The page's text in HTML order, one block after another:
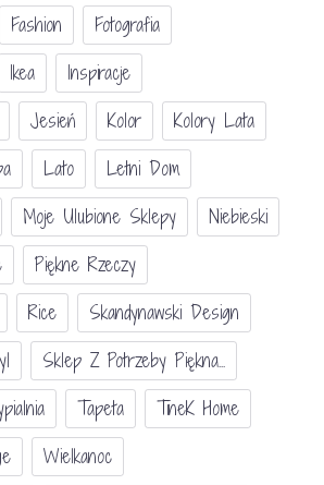
Fashion
Fotografia
Ikea
Inspiracje
Jesień Kolor
Kolory Lata
Lato
Letni Dom
Moje Ulubione Sklepy
Niebieski
Piękne Rzeczy
Rice
Skandynawski Design
Sklep Z Potrzeby Piękna...
Tapeta
TineK Home
Wielkanoc